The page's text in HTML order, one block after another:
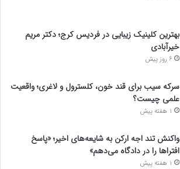
بهترین کلینیک زیبایی در فردیس کرج؛ دکتر مریم
خیرآبادی
6 روز پیش
سرکه سیب برای قند خون، کلسترول و لاغری؛ واقعیت
علمی چیست؟
1 هفته پیش
واکنش تند اجه ارکن به شایعه‌های اخیر؛ «پاسخ
افتراها را در دادگاه می‌دهم»
1 هفته پیش